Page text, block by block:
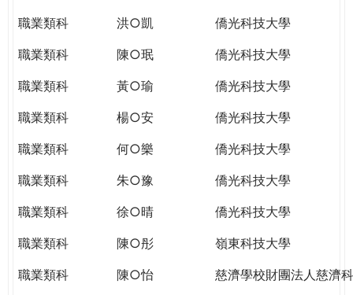
職業類科
洪○凱
僑光科技大學
職業類科
陳○珉
僑光科技大學
職業類科
黃○瑜
僑光科技大學
職業類科
楊○安
僑光科技大學
職業類科
何○樂
僑光科技大學
職業類科
朱○豫
僑光科技大學
職業類科
徐○晴
僑光科技大學
職業類科
陳○彤
嶺東科技大學
職業類科
陳○怡
慈濟學校財團法人慈濟